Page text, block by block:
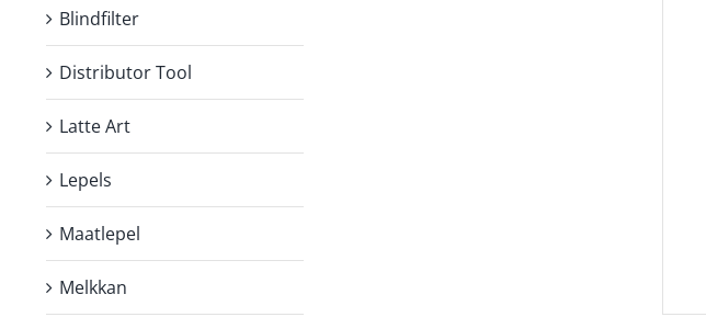
Blindfilter
Distributor Tool
Latte Art
Lepels
Maatlepel
Melkkan